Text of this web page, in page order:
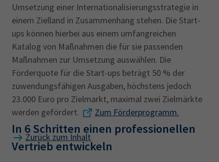
Umsetzung einer Internationalisierungsstrategie in
einem Zielland in Zusammenhang stehen. Die Start-
ups können hierbei aus einem umfangreichen
Katalog von Maßnahmen die für sie passenden
Maßnahmen zur Umsetzung auswählen. Die
Förderquote für die Start-ups beträgt 50 % der
zuwendungsfähigen Ausgaben, höchstens jedoch
23.000 Euro pro Zielmarkt, maximal zwei Zielmärkte
werden gefördert.
Zum Förderprogramm.
Zurück zum Inhalt
In 6 Schritten einen professionellen
Vertrieb entwickeln